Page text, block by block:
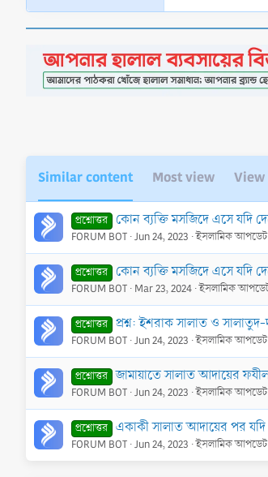
Similar content Most view
প্রশ্নোত্তর কোন ব্যক্তি মসজিদে এসে যদি
FORUM BOT Jun 24, 2023 ইসলামিক আপডেট
প্রশ্নোত্তর কোন ব্যক্তি মসজিদে এসে যদি
FORUM BOT Mar 23, 2024 ইসলামিক
প্রশ্নোত্তর প্রশ্ন: ইশরাক সালাত ও সালাতুদ-
FORUM BOT Jun 24, 2023 ইসলামিক আপডেট
প্রশ্নোত্তর জামায়াতে সালাত আদায়ের
FORUM BOT Jun 24, 2023 ইসলামিক আপডেট
প্রশ্নোত্তর একাকী সালাত আদায়ের পর
FORUM BOT Jun 24, 2023 ইসলামিক আপডেট